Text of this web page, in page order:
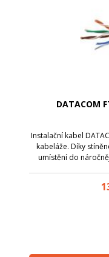
DATACOM
Instalační kabel
kabeláže. Díky
umístění do